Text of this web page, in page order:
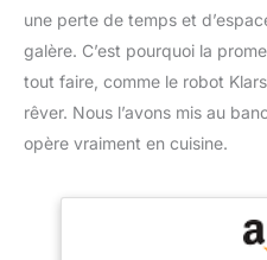
une perte de temps et
galère. C’est pourquoi la
tout faire, comme le robot
rêver. Nous l’avons mis au
opère vraiment en cuisine.